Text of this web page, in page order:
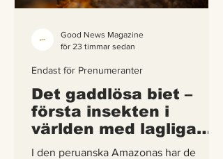
Det gaddlösa biet –
första insekten i
världen med lagliga
rättigheter
I den peruanska Amazonas har de
Endast för Prenumeranter
Good News Magazine
för 23 timmar sedan